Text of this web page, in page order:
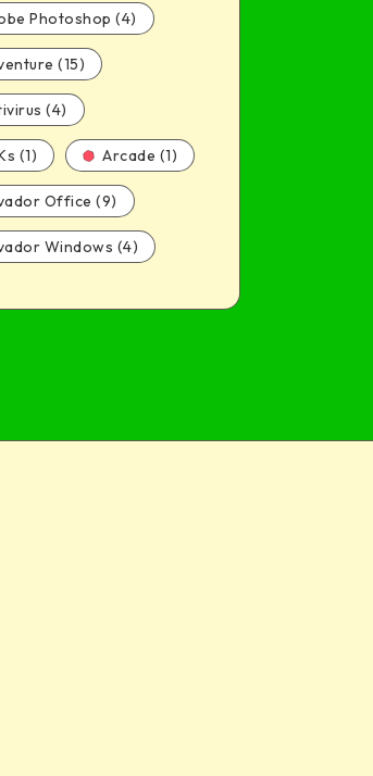
Photoshop (4)
(15)
(4)
(1) Arcade (1)
Office (9)
Windows (4)